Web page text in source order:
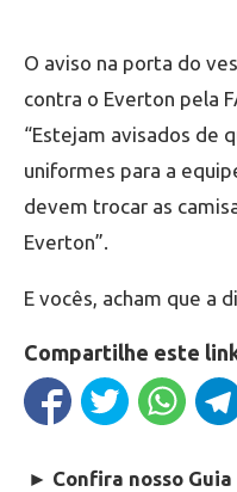
O aviso na porta do
contra o Everton pela
“Estejam avisados de
uniformes para a
devem trocar as
Everton”.
E vocês, acham que a
Compartilhe este
► Confira nosso Guia